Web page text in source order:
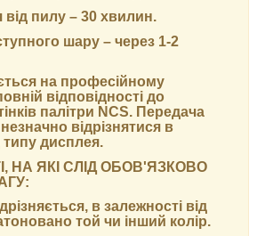
від пилу – 30 хвилин.
шару – через 1-2
на професійному
відповідності до
палітри NCS. Передача
відрізнятися в
типу дисплея.
НА ЯКІ СЛІД ОБОВ'ЯЗКОВО
в залежності від
той чи інший колір.